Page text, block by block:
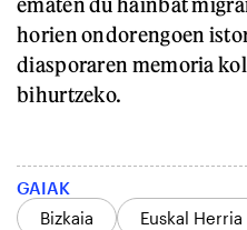
horien ondorengoen
diasporaren memoria
bihurtzeko.
GAIAK
Bizkaia
Euskal Herria